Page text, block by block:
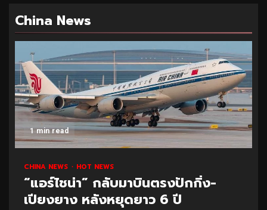
China News
1 min read
CHINA NEWS HOT NEWS
“แอร์ไชน่า” กลับมาบินตรงปักกิ่ง-
เปียงยาง หลังหยุดยาว 6 ปี